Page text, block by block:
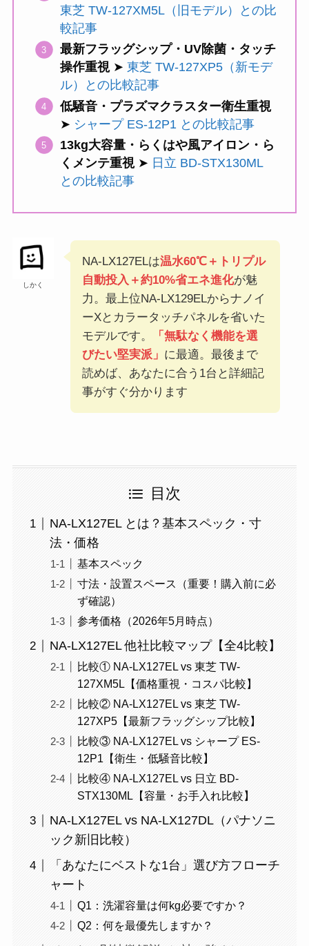
東芝 TW-127XM5L（旧モデル）との比
較記事
最新フラッグシップ・UV除菌・タッチ
操作重視➤東芝 TW-127XP5（新モデ
ル）との比較記事
低騒音・プラズマクラスター衛生重視
➤ シャープ ES-12P1 との比較記事
13kg大容量・らくはや風アイロン・ら
くメンテ重視➤ 日立 BD-STX130ML
との比較記事
しかく
NA-LX127ELは温水60℃＋トリプル
自動投入＋約10%省エネ進化が魅
力。最上位NA-LX129ELからナノイ
ーXとカラータッチパネルを省いた
モデルです。
「無駄なく機能を選
びたい堅実派」 に最適。最後まで
読めば、あなたに合う1台と詳細記
事がすぐ分かります
目次
NA-LX127EL とは？基本スペック・寸
法・価格
基本スペック
寸法・設置スペース（重要！購入前に必
ず確認）
参考価格（2026年5月時点）
NA-LX127EL 他社比較マップ【全4比較】
比較① NA-LX127EL vs 東芝 TW-
127XM5L【価格重視・コスパ比較】
比較② NA-LX127EL vs 東芝 TW-
127XP5【最新フラッグシップ比較】
比較③ NA-LX127EL vs シャープ ES-
12P1【衛生・低騒音比較】
比較④ NA-LX127EL vs 日立 BD-
STX130ML【容量・お手入れ比較】
NA-LX127EL vs NA-LX127DL（パナソニ
ック新旧比較）
「あなたにベストな1台」選び方フローチ
ャート
Q1：洗濯容量は何kg必要ですか？
Q2：何を最優先しますか？